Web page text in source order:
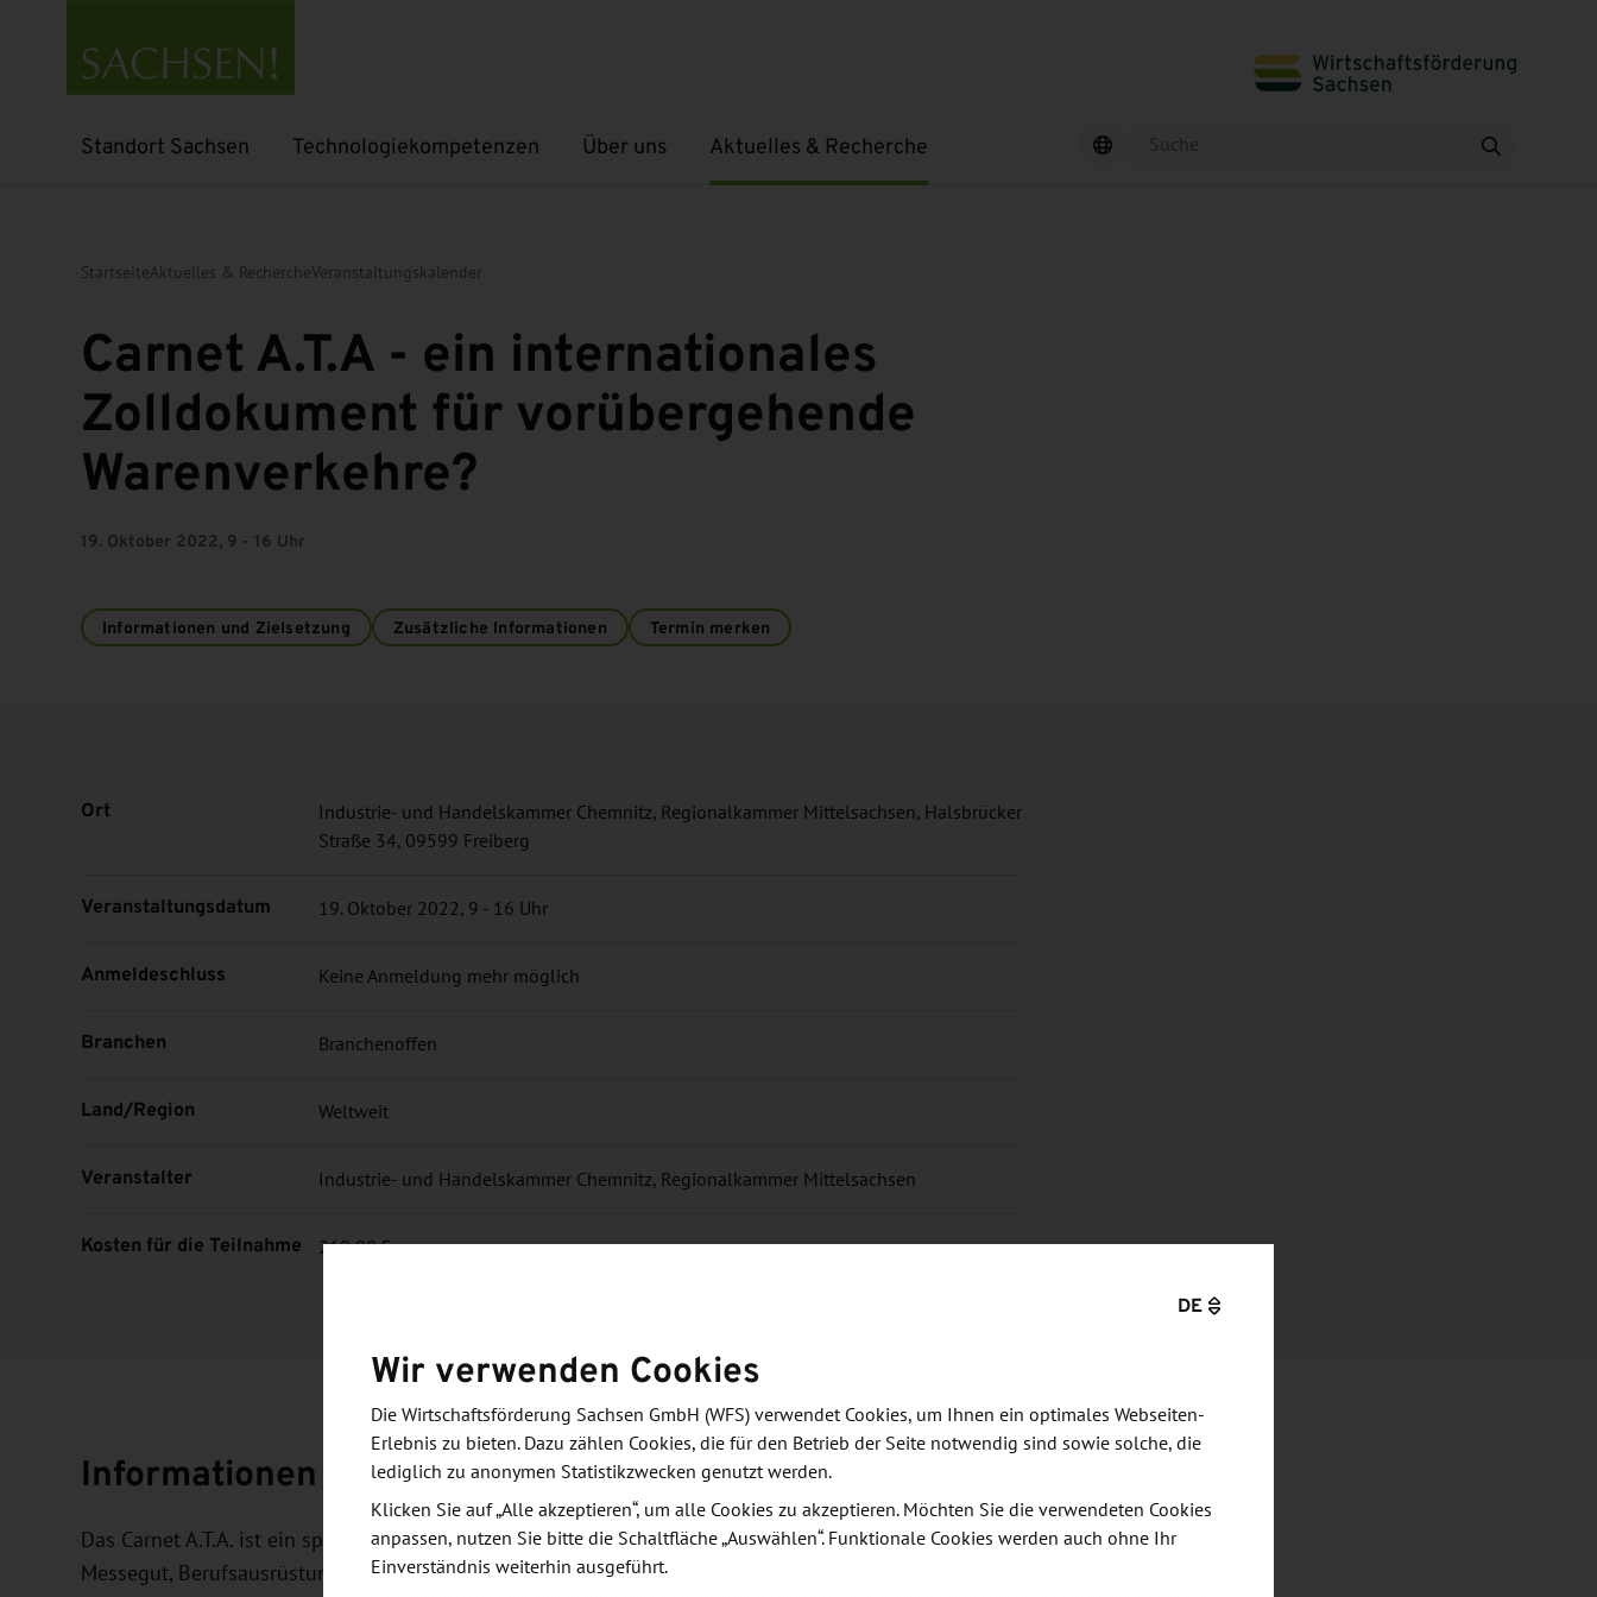
Standort Sachsen
Untermenü öffnen Technologiekompetenzen
Untermenü öffnen Über uns
Untermenü öffnenAktuelles & Recherche
Untermenü öffnen Finden
StartseiteAktuelles & RechercheVeranstaltungskalender
Carnet A.T.A - ein internationales
Zolldokument für vorübergehende
Warenverkehre?
19. Oktober 2022, 9 - 16 Uhr
Informationen und Zielsetzung Zusätzliche Informationen Termin merken
Ort
Industrie- und Handelskammer Chemnitz, Regionalkammer Mittelsachsen, Halsbrücker
Straße 34, 09599 Freiberg
Veranstaltungsdatum 19. Oktober 2022, 9 - 16 Uhr
Anmeldeschluss Keine Anmeldung mehr möglich
Branchen Branchenoffen
Land/Region Weltweit
Veranstalter Industrie- und Handelskammer Chemnitz, Regionalkammer Mittelsachsen
Kosten für die Teilnahme 210,00 Euro
Informationen und Zielsetzung
Das Carnet A.T.A. ist ein spezielles Zolldokument für die vorübergehende Ein- und Ausfuhr von
Messegut, Berufsausrüstungen und Mustern. Durch das Carnet A.T.A. entfallen alle sonst üblichen
DE
Wir verwenden Cookies
Die Wirtschaftsförderung Sachsen GmbH (WFS) verwendet Cookies, um Ihnen ein optimales Webseiten-
Erlebnis zu bieten. Dazu zählen Cookies, die für den Betrieb der Seite notwendig sind sowie solche, die
lediglich zu anonymen Statistikzwecken genutzt werden.
Klicken Sie auf „Alle akzeptieren“, um alle Cookies zu akzeptieren. Möchten Sie die verwendeten Cookies
anpassen, nutzen Sie bitte die Schaltfläche „Auswählen“. Funktionale Cookies werden auch ohne Ihr
Einverständnis weiterhin ausgeführt.